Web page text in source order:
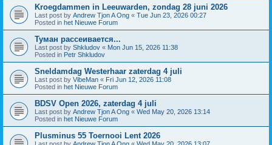
Kroegdammen in Leeuwarden, zondag 28 juni 2026
Last post by Andrew Tjon A Ong « Tue Jun 23, 2026 00:27
Posted in het Nieuwe Forum
Туман рассеивается...
Last post by Shkludov « Mon Jun 15, 2026 11:38
Posted in Petr Shkludov
Sneldamdag Westerhaar zaterdag 4 juli
Last post by VibeMan « Fri Jun 12, 2026 11:08
Posted in het Nieuwe Forum
BDSV Open 2026, zaterdag 4 juli
Last post by Andrew Tjon A Ong « Wed May 20, 2026 13:14
Posted in het Nieuwe Forum
Plusminus 55 Toernooi Lent 2026